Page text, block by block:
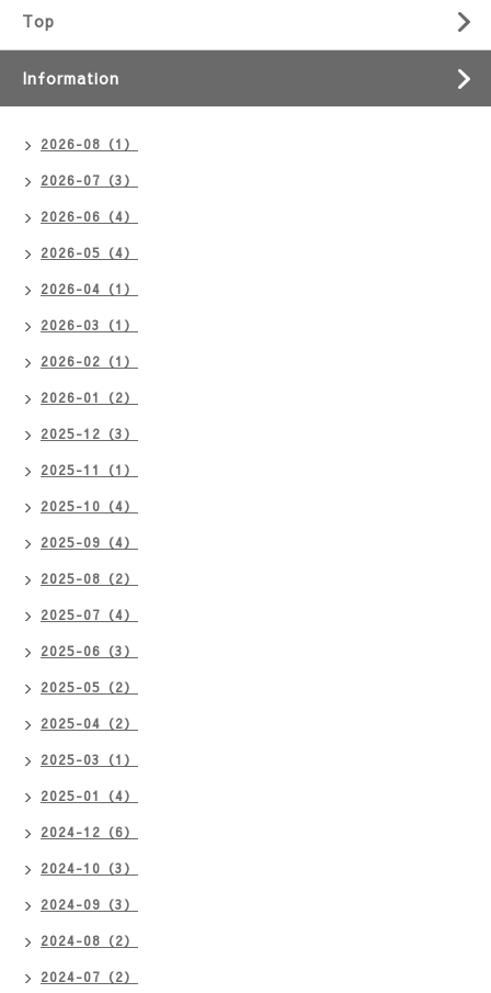
Top
Information
2026-08（1）
2026-07（3）
2026-06（4）
2026-05（4）
2026-04（1）
2026-03（1）
2026-02（1）
2026-01（2）
2025-12（3）
2025-11（1）
2025-10（4）
2025-09（4）
2025-08（2）
2025-07（4）
2025-06（3）
2025-05（2）
2025-04（2）
2025-03（1）
2025-01（4）
2024-12（6）
2024-10（3）
2024-09（3）
2024-08（2）
2024-07（2）